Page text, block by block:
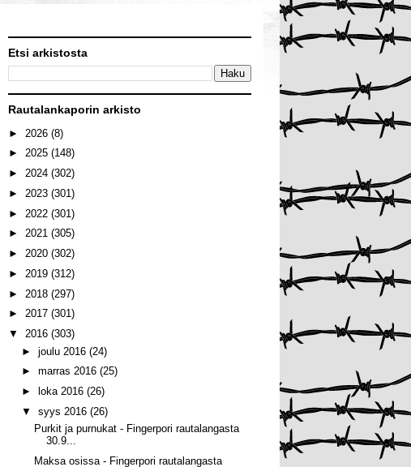
Etsi arkistosta
Rautalankaporin arkisto
► 2026 (8)
► 2025 (148)
► 2024 (302)
► 2023 (301)
► 2022 (301)
► 2021 (305)
► 2020 (302)
► 2019 (312)
► 2018 (297)
► 2017 (301)
▼ 2016 (303)
► joulu 2016 (24)
► marras 2016 (25)
►
loka 2016 (26)
▼ syys 2016 (26)
Purkit ja purnukat - Fingerpori rautalangasta
30.9...
Maksa osissa - Fingerpori rautalangasta